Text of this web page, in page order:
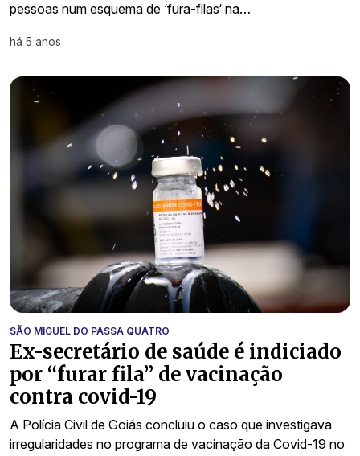
pessoas num esquema de ‘fura-filas‘ na…
há 5 anos
SÃO MIGUEL DO PASSA QUATRO
Ex-secretário de saúde é indiciado
por “furar fila” de vacinação
contra covid-19
A Polícia Civil de Goiás concluiu o caso que investigava
irregularidades no programa de vacinação da Covid-19 no